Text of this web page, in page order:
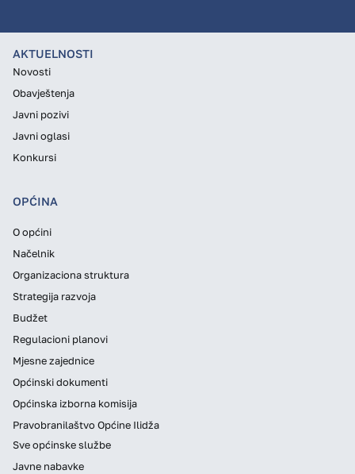
AKTUELNOSTI
Novosti
Obavještenja
Javni pozivi
Javni oglasi
Konkursi
OPĆINA
O općini
Načelnik
Organizaciona struktura
Strategija razvoja
Budžet
Regulacioni planovi
Mjesne zajednice
Općinski dokumenti
Općinska izborna komisija
Pravobranilaštvo Općine Ilidža
Sve općinske službe
Javne nabavke